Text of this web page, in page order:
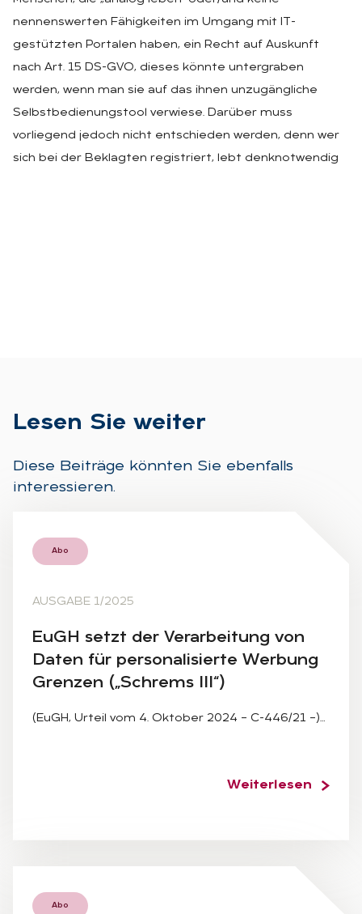
nennenswerten Fähigkeiten im Umgang mit IT-
gestützten Portalen haben, ein Recht auf Auskunft
nach Art. 15 DS-GVO, dieses könnte untergraben
werden, wenn man sie auf das ihnen unzugängliche
Selbstbedienungstool verwiese. Darüber muss
vorliegend jedoch nicht entschieden werden, denn wer
sich bei der Beklagten registriert, lebt denknotwendig
Le­sen Sie wei­ter
Diese Beiträge könnten Sie ebenfalls
interessieren.
Abo
AUSGABE 1/2025
EuGH setzt der Ver­ar­bei­tung von
Da­ten für per­so­na­li­sier­te Wer­bung
Gren­zen („Schrems III“)
(EuGH, Urteil vom 4. Oktober 2024 – C-446/21 –)…
Weiterlesen
Abo